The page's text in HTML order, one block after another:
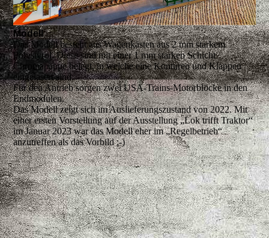
Modell
Das Modell besteht aus Wagenkästen aus 2 mm starkem
Polystyrol. Diese sind mit einer 1 mm starken Schicht
Chromapappe belegt, in welche eine Konturen und Klappen
eingelasert sind.
Für den Antrieb sorgen zwei USA-Trains-Motorblöcke in den
Endmodulen.
Das Modell zeigt sich im Auslieferungszustand von 2022. Mit
einer ersten Vorstellung auf der Ausstellung „Lok trifft Traktor“
im Januar 2023 war das Modell eher im „Regelbetrieb“
anzutreffen als das Vorbild ;-)